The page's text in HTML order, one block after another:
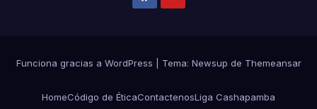
Funciona gracias a WordPress Tema: Newsup de Themeansar
HomeCódigo de ÉticaContactenosLiga Cashapamba